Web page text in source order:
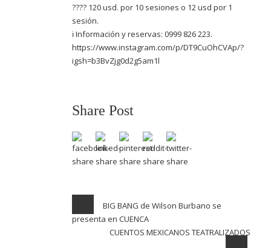
???? 120 usd. por 10 sesiones o 12 usd por 1
sesión.
ℹ Información y reservas: 0999 826 223.
https://www.instagram.com/p/DT9CuOhCVAp/?
igsh=b3BvZjg0d2g5am1l
Share Post
BIG BANG de Wilson Burbano se
presenta en CUENCA
CUENTOS MEXICANOS TEATRALIZADOS